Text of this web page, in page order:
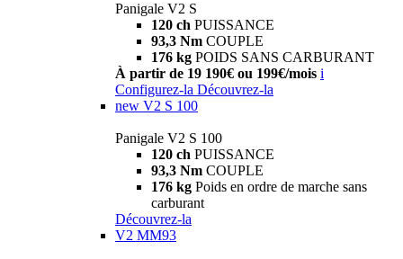
Panigale V2 S
120 ch PUISSANCE
93,3 Nm COUPLE
176 kg POIDS SANS CARBURANT
À partir de 19 190€ ou 199€/mois i
Configurez-la Découvrez-la
new V2 S 100
Panigale V2 S 100
120 ch PUISSANCE
93,3 Nm COUPLE
176 kg Poids en ordre de marche sans
carburant
Découvrez-la
V2 MM93